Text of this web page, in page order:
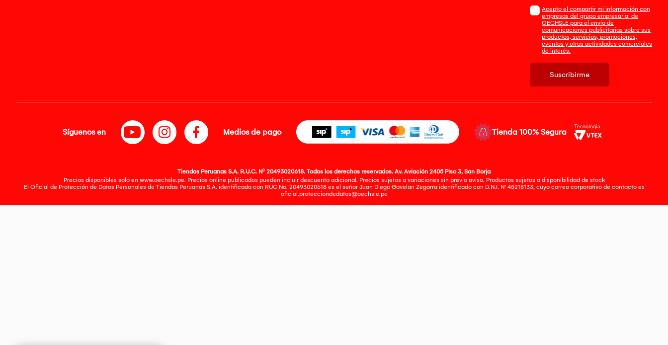
Acepto el compartir mi información con
empresas del grupo empresarial de
OECHSLE para el envío de
comunicaciones publicitarias sobre sus
productos, servicios, promociones,
eventos y otras actividades comerciales
de interés.
Suscribirme
Síguenos en Medios de pago Tienda 100% Segura
Tiendas Peruanas S.A. R.U.C. Nº 20493020618. Todos los derechos reservados. Av. Aviación 2405 Piso 3, San Borja
Precios disponibles solo en www.oechsle.pe. Precios online publicados pueden incluir descuento adicional. Precios sujetos a variaciones sin previo aviso. Productos sujetos a disponibilidad de stock
El Oficial de Protección de Datos Personales de Tiendas Peruanas S.A. identificada con RUC No. 20493020618 es el señor Juan Diego Gavelan Zegarra identificado con D.N.I. N° 45218133, cuyo correo corporativo de contacto es
oficial.protecciondedatos@oechsle.pe